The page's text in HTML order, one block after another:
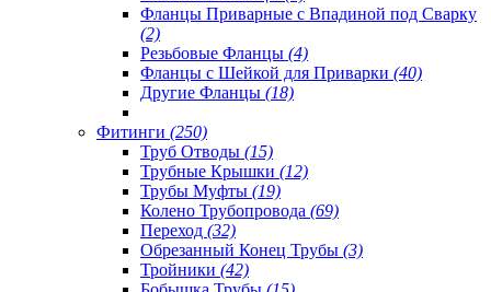
Фланцы Приварные с Впадиной под Сварку
(2)
Резьбовые Фланцы (4)
Фланцы с Шейкой для Приварки (40)
Другие Фланцы (18)
Фитинги (250)
Труб Отводы (15)
Трубные Крышки (12)
Трубы Муфты (19)
Колено Трубопровода (69)
Переход (32)
Обрезанный Конец Трубы (3)
Тройники (42)